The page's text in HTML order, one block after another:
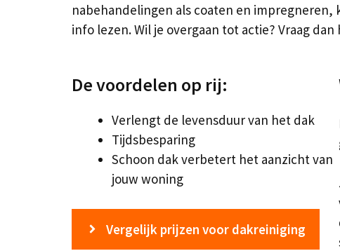
nabehandelingen als coaten en impregneren,
info lezen. Wil je overgaan tot actie? Vraag
De voordelen op rij:
Verlengt de levensduur van het dak
Tijdsbesparing
Schoon dak verbetert het aanzicht van
jouw woning
Vergelijk prijzen voor dakreiniging